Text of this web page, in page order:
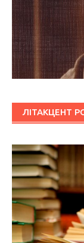
ЛІТАКЦЕНТ